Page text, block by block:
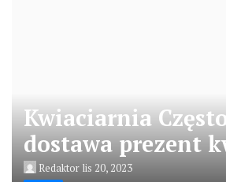
Kwiaciarnia
dostawa prezent
Redaktor lis 20, 2023